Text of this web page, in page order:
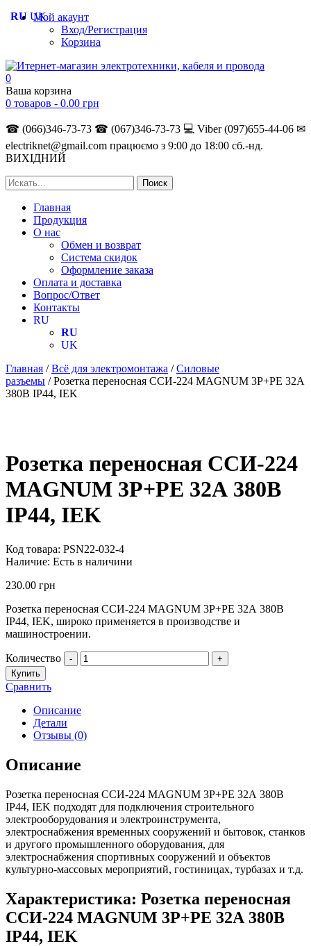
Мой акаунт
Вход/Регистрация
Корзина
0
Ваша корзина
0 товаров - 0.00 грн
☎ (066)346-73-73 ☎ (067)346-73-73 💻 Viber (097)655-44-06 ✉
electriknet@gmail.com працюємо з 9:00 до 18:00 сб.-нд.
ВИХІДНИЙ
Главная
Продукция
О нас
Обмен и возврат
Система скидок
Оформление заказа
Оплата и доставка
Вопрос/Ответ
Контакты
RU
RU
UK
Главная /Всё для электромонтажа /Силовые
разъемы / Розетка переносная ССИ-224 MAGNUM 3P+PE 32А
380В IP44, IEK
Розетка переносная ССИ-224
MAGNUM 3P+PE 32А 380В
IP44, IEK
Код товара: PSN22-032-4
Наличие: Есть в наличини
230.00 грн
Розетка переносная ССИ-224 MAGNUM 3P+PE 32А 380В
IP44, IEK, широко применяется в производстве и
машиностроении.
Количество -
+
Купить
Сравнить
Описание
Детали
Отзывы (0)
Описание
Розетка переносная ССИ-224 MAGNUM 3P+PE 32А 380В
IP44, IEK подходят для подключения строительного
электрооборудования и электроинструмента,
электроснабжения временных сооружений и бытовок, станков
и другого промышленного оборудования, для
электроснабжения спортивных сооружений и объектов
культурно-массовых мероприятий, гостиницах, турбазах и т.д.
Характеристика: Розетка переносная
ССИ-224 MAGNUM 3P+PE 32А 380В
IP44, IEK
RU UK